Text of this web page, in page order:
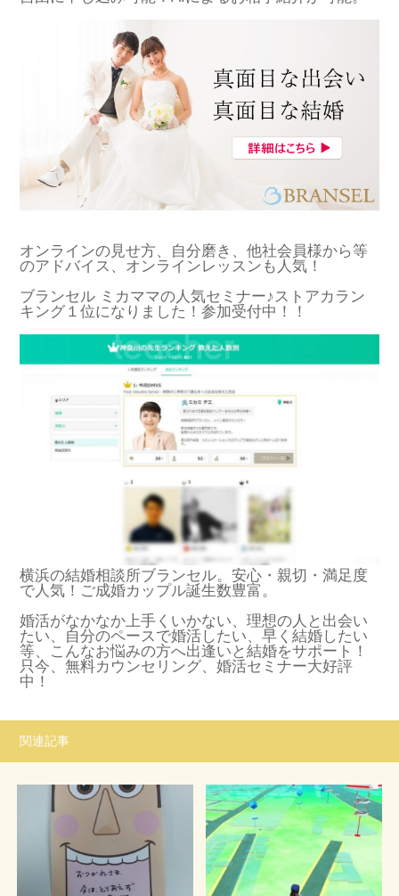
オンラインの見せ方、自分磨き、他社会員様から等
のアドバイス、オンラインレッスンも人気！
ブランセル ミカママの人気セミナー♪ストアカラン
キング１位になりました！参加受付中！！
横浜の結婚相談所ブランセル。安心・親切・満足度
で人気！ご成婚カップル誕生数豊富。
婚活がなかなか上手くいかない、理想の人と出会い
たい、自分のペースで婚活したい、早く結婚したい
等、こんなお悩みの方へ出逢いと結婚をサポート！
只今、無料カウンセリング、婚活セミナー大好評
中！
関連記事